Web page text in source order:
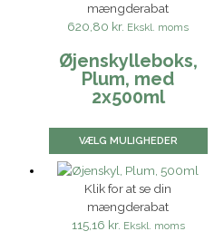
mængderabat
620,80 kr. Ekskl. moms
Øjenskylleboks,
Plum, med
2x500ml
VÆLG MULIGHEDER
Klik for at se din
mængderabat
115,16 kr. Ekskl. moms